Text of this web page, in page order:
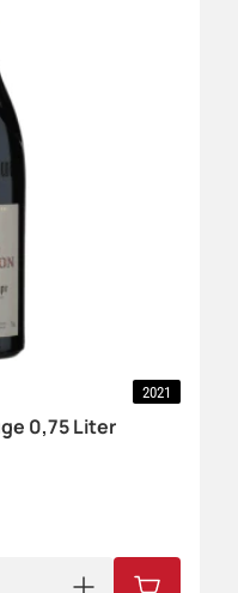
2021
0,75 Liter